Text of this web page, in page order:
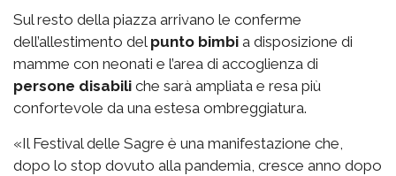
Sul resto della piazza arrivano le conferme
dell’allestimento del punto bimbi a disposizione di
mamme con neonati e l’area di accoglienza di
persone disabili che sarà ampliata e resa più
confortevole da una estesa ombreggiatura.
«Il Festival delle Sagre è una manifestazione che,
dopo lo stop dovuto alla pandemia, cresce anno dopo